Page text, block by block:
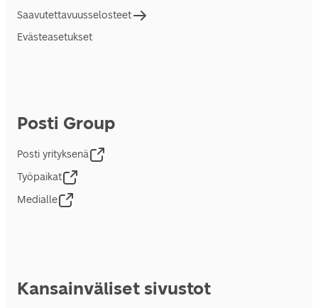
Saavutettavuusselosteet
Evästeasetukset
Posti Group
Posti yrityksenä
Työpaikat
Medialle
Kansainväliset sivustot